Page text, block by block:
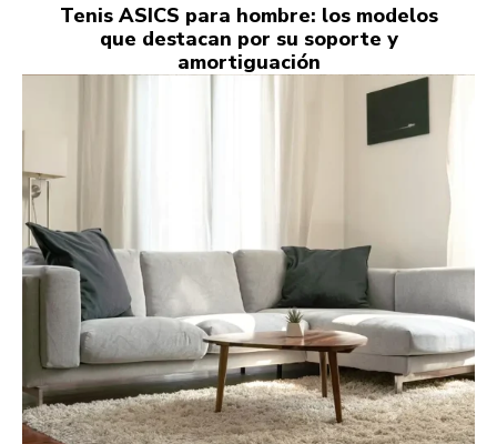
Tenis ASICS para hombre: los modelos
que destacan por su soporte y
amortiguación